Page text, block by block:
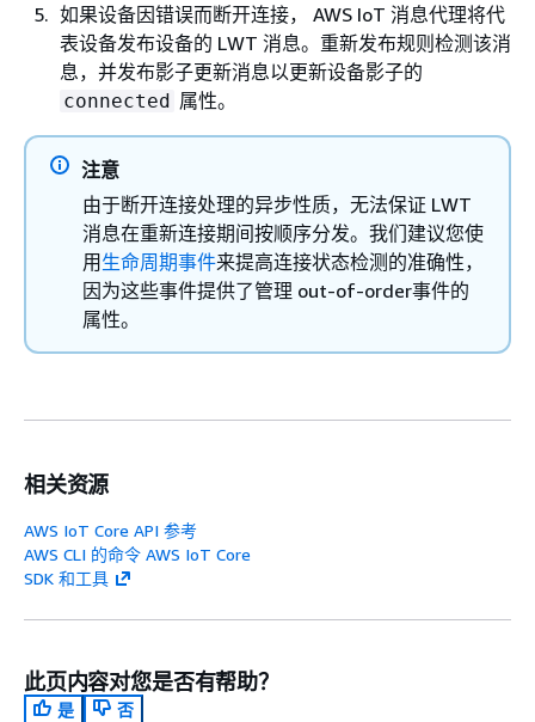
如果设备因错误而断开连接， AWS IoT 消息代理将代
表设备发布设备的 LWT 消息。重新发布规则检测该消
息，并发布影子更新消息以更新设备影子的
connected 属性。
注意
由于断开连接处理的异步性质，无法保证 LWT
消息在重新连接期间按顺序分发。我们建议您使
用生命周期事件来提高连接状态检测的准确性，
因为这些事件提供了管理 out-of-order事件的
属性。
相关资源
AWS IoT Core API 参考
AWS CLI 的命令 AWS IoT Core
SDK 和工具
此页内容对您是否有帮助？
是
否